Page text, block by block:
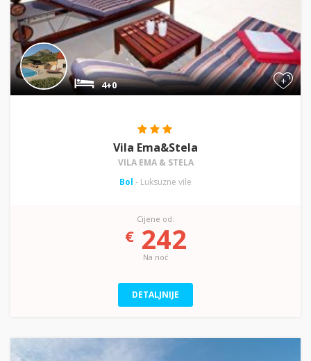
+
4+0
Vila Ema&Stela
VILA EMA & STELA
Bol - Luksuzne vile
Cijene od:
€242
Na noć
DETALJNIJE